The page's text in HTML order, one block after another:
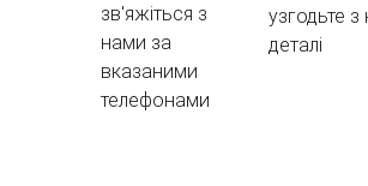
зв'яжіться з
нами за
вказаними
телефонами
узгодьте з
деталі